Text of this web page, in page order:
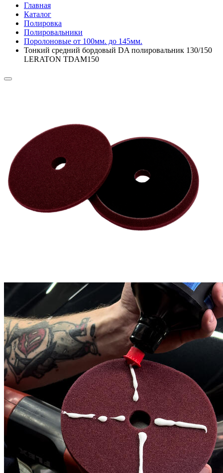
Главная
Каталог
Полировка
Полировальники
Поролоновые от 100мм. до 145мм.
Тонкий средний бордовый DA полировальник 130/150
LERATON TDAM150